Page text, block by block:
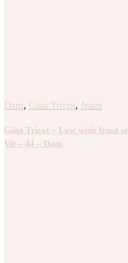
Dam, Gina Tricot, Jeans
Gina Tricot – Low wide front
Vit – 44 – Dam